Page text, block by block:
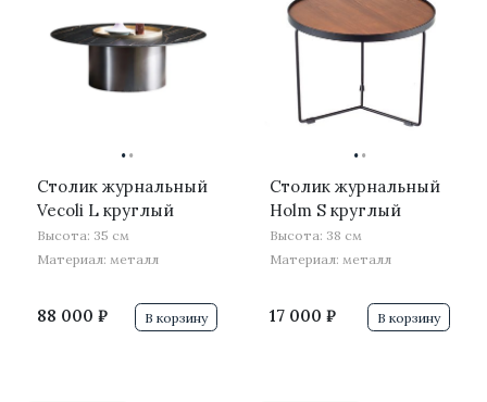
··
Столик журнальный
Vecoli L круглый
Высота: 35 см
Материал: металл
88 000 ₽ В корзину
··
Столик журнальный
Holm S круглый
Высота: 38 см
Материал: металл
17 000 ₽ В корзину